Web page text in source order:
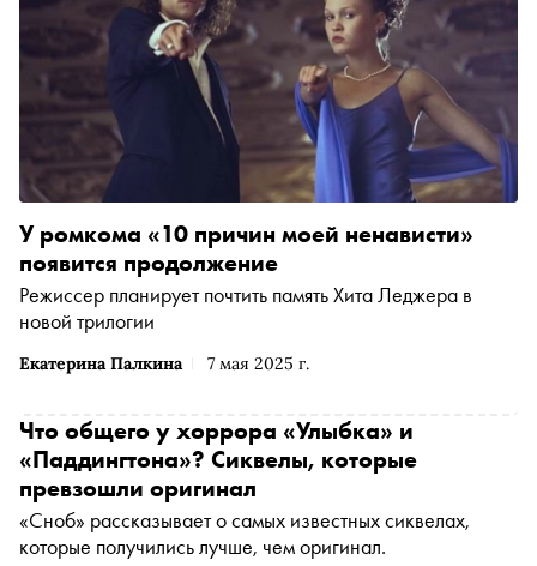
Екатерина Палкина 7 мая 2025 г.
У ромкома «10 причин моей ненависти»
появится продолжение
Режиссер планирует почтить память Хита Леджера в
новой трилогии
Что общего у хоррора «Улыбка» и
«Паддингтона»? Сиквелы, которые
превзошли оригинал
«Сноб» рассказывает о самых известных сиквелах,
которые получились лучше, чем оригинал.